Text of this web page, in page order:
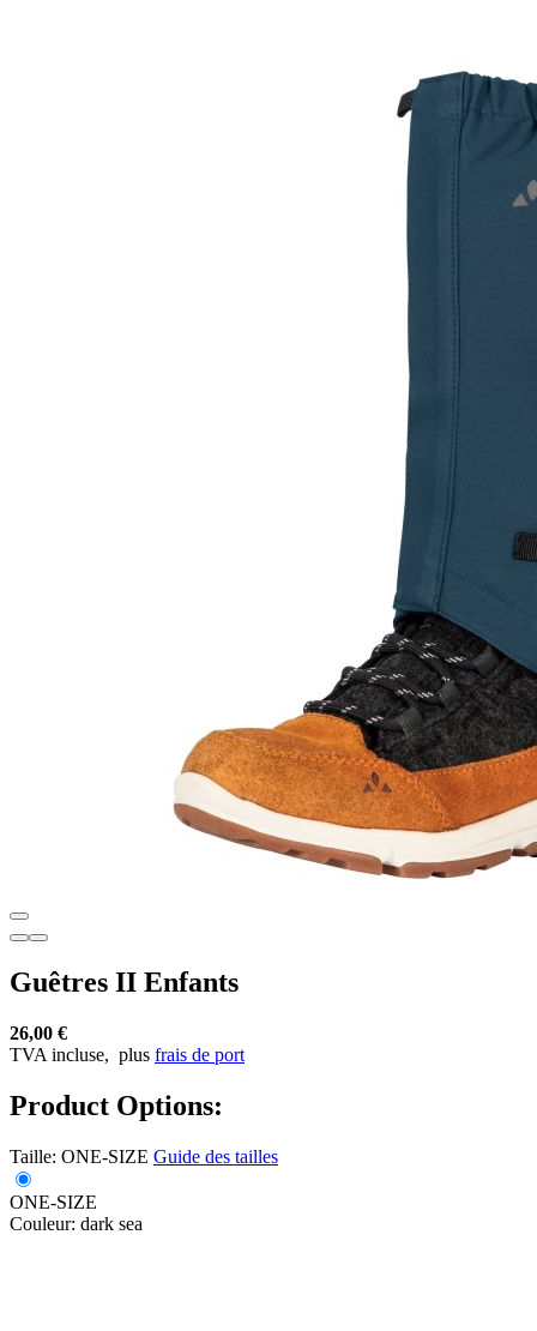
Guêtres II Enfants
26,00 €
TVA incluse, plus frais de port
Product Options:
Taille: ONE-SIZE Guide des tailles
ONE-SIZE
Couleur: dark sea